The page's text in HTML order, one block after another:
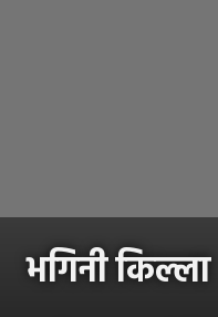
भगिनी किल्ला